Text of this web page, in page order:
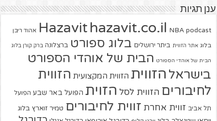
ענן תגיות
Hazavit hazavit.co.il NBA podcast אהוד ריבן
בלוג אתר הזווית ביתר ירושלים בלוג ספורט ברצלונה ברק קורן בלוג
הבית של אוהדי הספורט הבית של אוהדי הספורט
בישראל הזווית הזווית המקצועית הזווית
לחיבורים הזווית לסל הזוית הפועל באר שבע הפועל
תל אביב זווית אחרת זווית לחיבורים טמיר זוארץ בלוג